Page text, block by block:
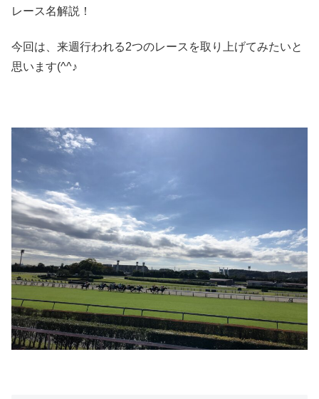
レース名解説！
今回は、来週行われる2つのレースを取り上げてみたいと
思います(^^♪